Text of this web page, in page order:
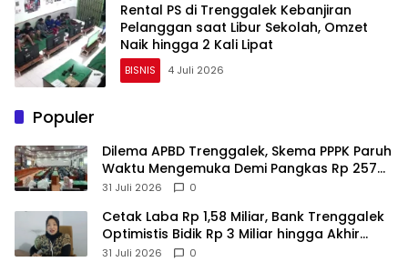
Rental PS di Trenggalek Kebanjiran
Pelanggan saat Libur Sekolah, Omzet
Naik hingga 2 Kali Lipat
BISNIS 4 Juli 2026
Populer
Dilema APBD Trenggalek, Skema PPPK Paruh
Waktu Mengemuka Demi Pangkas Rp 257
Miliar
31 Juli 2026 0
Cetak Laba Rp 1,58 Miliar, Bank Trenggalek
Optimistis Bidik Rp 3 Miliar hingga Akhir
Tahun
31 Juli 2026 0